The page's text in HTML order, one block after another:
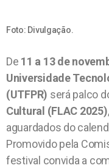
Foto: Divulgação.
De 11 a 13 de
Universidade
(UTFPR) será palco
Cultural (FLAC 2025)
aguardados do
Promovido pela
festival convida a